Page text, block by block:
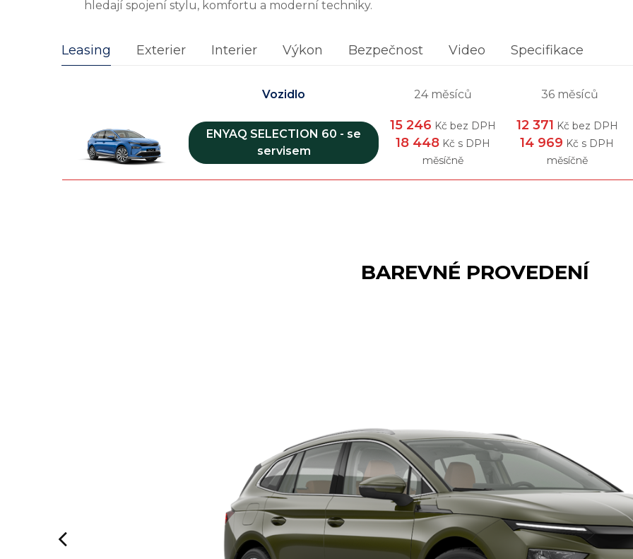
hledají spojení stylu, komfortu a moderní techniky.
Leasing Exterier Interier Výkon Bezpečnost Video Specifikace
Vozidlo 24 měsíců 36 měsíců
ENYAQ SELECTION 60 - se
servisem
15 246 Kč bez DPH
18 448 Kč s DPH
měsíčně
12 371 Kč bez DPH
14 969 Kč s DPH
měsíčně
BAREVNÉ PROVEDENÍ